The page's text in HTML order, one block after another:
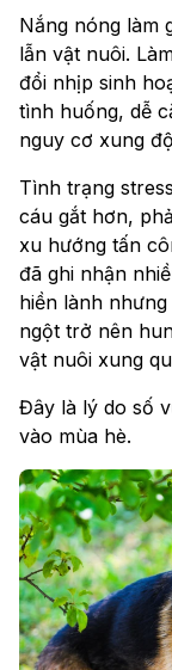
Nắng nóng làm
lẫn vật nuôi.
đổi nhịp sinh
tình huống, dễ
nguy cơ xung
Tình trạng
cáu gắt hơn,
xu hướng tấn
đã ghi nhận
hiền lành
ngột trở nên
vật nuôi xung
Đây là lý do số
vào mùa hè.